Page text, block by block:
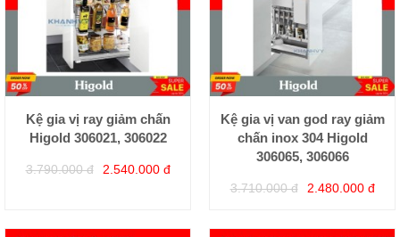
Kệ gia vị ray giảm chấn
Higold 306021, 306022
3.790.000 đ 2.540.000 đ
Kệ gia vị van god ray giảm
chấn inox 304 Higold
306065, 306066
3.710.000 đ 2.480.000 đ